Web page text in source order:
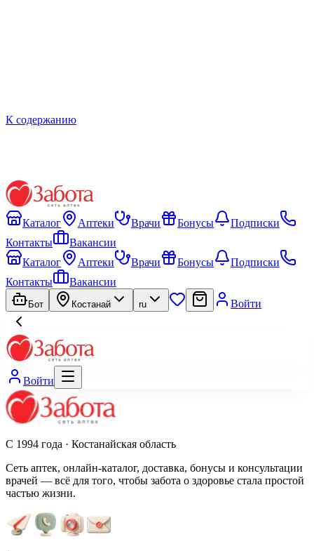
К содержанию
Каталог Аптеки Врачи Бонусы
Подписки
Контакты
Вакансии
Каталог
Аптеки Врачи Бонусы
Подписки
Контакты
Вакансии
Бот Костанай ru Войти
Войти
С 1994 года · Костанайская область
Сеть аптек, онлайн-каталог, доставка, бонусы и консультации
врачей — всё для того, чтобы забота о здоровье стала простой
частью жизни.